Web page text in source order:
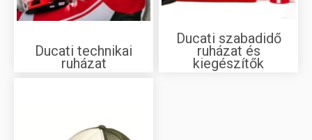
Ducati technikai
ruházat
Ducati szabadidő
ruházat és
kiegészítők